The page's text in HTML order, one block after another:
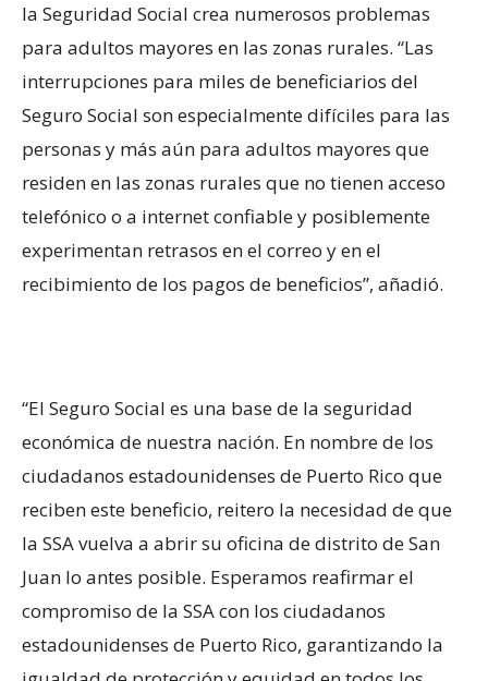
la Seguridad Social crea numerosos problemas
para adultos mayores en las zonas rurales. “Las
interrupciones para miles de beneficiarios del
Seguro Social son especialmente difíciles para las
personas y más aún para adultos mayores que
residen en las zonas rurales que no tienen acceso
telefónico o a internet confiable y posiblemente
experimentan retrasos en el correo y en el
recibimiento de los pagos de beneficios”, añadió.
“El Seguro Social es una base de la seguridad
económica de nuestra nación. En nombre de los
ciudadanos estadounidenses de Puerto Rico que
reciben este beneficio, reitero la necesidad de que
la SSA vuelva a abrir su oficina de distrito de San
Juan lo antes posible. Esperamos reafirmar el
compromiso de la SSA con los ciudadanos
estadounidenses de Puerto Rico, garantizando la